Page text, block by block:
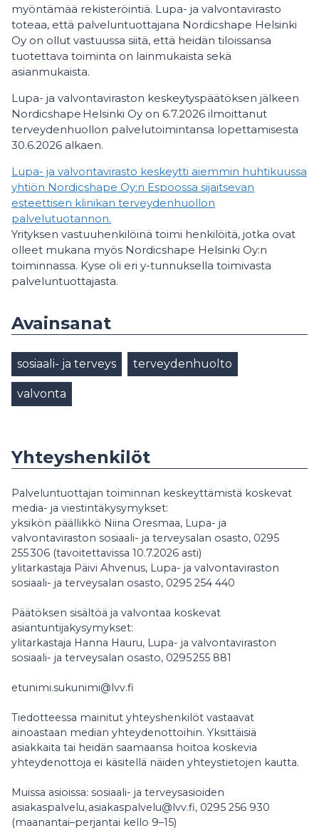
myöntämää rekisteröintiä. Lupa- ja valvontavirasto
toteaa, että palveluntuottajana Nordicshape Helsinki
Oy on ollut vastuussa siitä, että heidän tiloissansa
tuotettava toiminta on lainmukaista sekä
asianmukaista.
Lupa- ja valvontaviraston keskeytyspäätöksen jälkeen
Nordicshape Helsinki Oy on 6.7.2026 ilmoittanut
terveydenhuollon palvelutoimintansa lopettamisesta
30.6.2026 alkaen.
Lupa- ja valvontavirasto keskeytti aiemmin huhtikuussa
yhtiön Nordicshape Oy:n Espoossa sijaitsevan
esteettisen klinikan terveydenhuollon
palvelutuotannon.
Yrityksen vastuuhenkilöinä toimi henkilöitä, jotka ovat
olleet mukana myös Nordicshape Helsinki Oy:n
toiminnassa. Kyse oli eri y-tunnuksella toimivasta
palveluntuottajasta.
Avainsanat
sosiaali- ja terveys terveydenhuolto
valvonta
Yhteyshenkilöt
Palveluntuottajan toiminnan keskeyttämistä koskevat
media- ja viestintäkysymykset:
yksikön päällikkö Niina Oresmaa, Lupa- ja
valvontaviraston sosiaali- ja terveysalan osasto, 0295
255 306 (tavoitettavissa 10.7.2026 asti)
ylitarkastaja Päivi Ahvenus, Lupa- ja valvontaviraston
sosiaali- ja terveysalan osasto, 0295 254 440
Päätöksen sisältöä ja valvontaa koskevat
asiantuntijakysymykset:
ylitarkastaja Hanna Hauru, Lupa- ja valvontaviraston
sosiaali- ja terveysalan osasto, 0295 255 881
etunimi.sukunimi@lvv.fi
Tiedotteessa mainitut yhteyshenkilöt vastaavat
ainoastaan median yhteydenottoihin. Yksittäisiä
asiakkaita tai heidän saamaansa hoitoa koskevia
yhteydenottoja ei käsitellä näiden yhteystietojen kautta.
Muissa asioissa: sosiaali- ja terveysasioiden
asiakaspalvelu, asiakaspalvelu@lvv.fi, 0295 256 930
(maanantai–perjantai kello 9–15)